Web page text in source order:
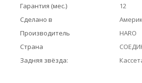
Гарантия (мес.)
12
Сделано в
Производитель
HARO
Страна
Задняя звёзда: